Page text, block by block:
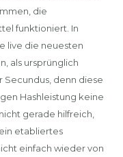
die
funktioniert. In
live die neuesten
als ursprünglich
Secundus, denn diese
Hashleistung keine
gerade hilfreich,
etabliertes
einfach wieder von